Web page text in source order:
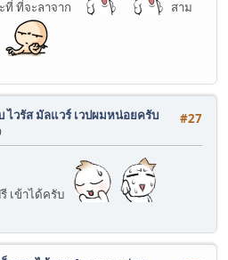
ที่ ที่จะลาจาก สาม
#27
ไวรัส มัลแวร์ เวปผมหน่อยครับ
เข้าได้ครับ